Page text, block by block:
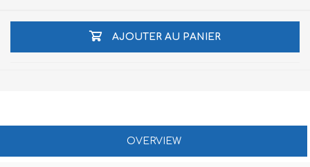
AJOUTER AU PANIER
OVERVIEW